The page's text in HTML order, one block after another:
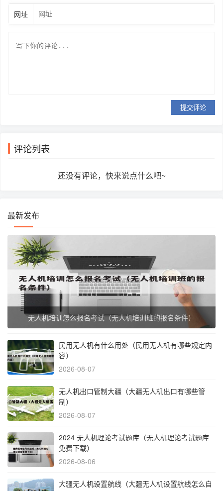
网址
提交评论
评论列表
还没有评论，快来说点什么吧~
最新发布
无人机培训怎么报名考试（无人机培训班的报名条件）
民用无人机有什么用处（民用无人机有哪些规定内
容）
2026-08-07
无人机出口管制大疆（大疆无人机出口有哪些管
制）
2026-08-07
2024 无人机理论考试题库（无人机理论考试题库
免费下载）
2026-08-06
大疆无人机设置航线（大疆无人机设置航线怎么自